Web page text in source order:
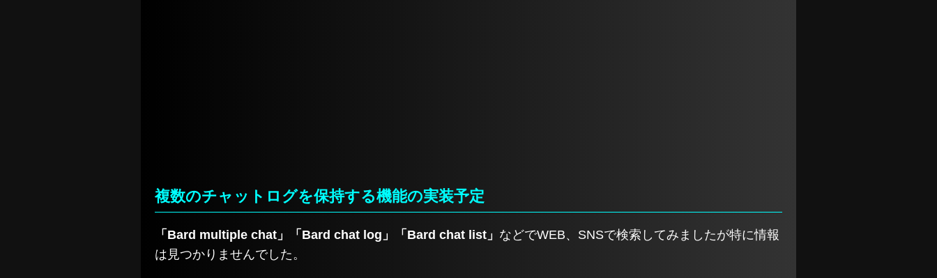
複数のチャットログを保持する機能の実装予定
「Bard multiple chat」「Bard chat log」「Bard chat list」 などでWEB、SNSで検索してみましたが特に情報
は見つかりませんでした。